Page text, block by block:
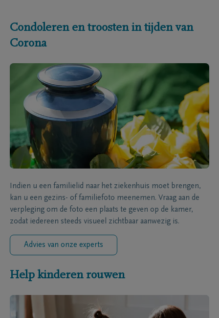
Condoleren en troosten in tijden van
Corona
Indien u een familielid naar het ziekenhuis moet brengen,
kan u een gezins- of familiefoto meenemen. Vraag aan de
verpleging om de foto een plaats te geven op de kamer,
zodat iedereen steeds visueel zichtbaar aanwezig is.
Advies van onze experts
Help kinderen rouwen